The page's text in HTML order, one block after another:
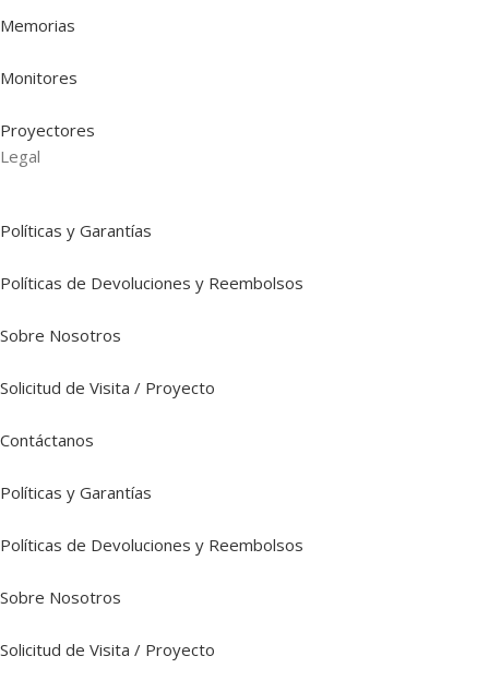
Memorias
Monitores
Proyectores
Legal
Políticas y Garantías
Políticas de Devoluciones y Reembolsos
Sobre Nosotros
Solicitud de Visita / Proyecto
Contáctanos
Políticas y Garantías
Políticas de Devoluciones y Reembolsos
Sobre Nosotros
Solicitud de Visita / Proyecto